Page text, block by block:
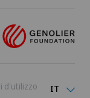
d'utilizzo IT